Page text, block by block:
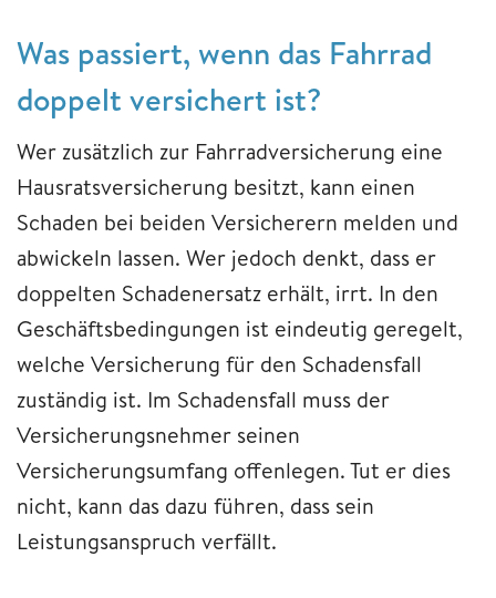
Was passiert, wenn das Fahrrad
doppelt versichert ist?
Wer zusätzlich zur Fahrradversicherung eine
Hausratsversicherung besitzt, kann einen
Schaden bei beiden Versicherern melden und
abwickeln lassen. Wer jedoch denkt, dass er
doppelten Schadenersatz erhält, irrt. In den
Geschäftsbedingungen ist eindeutig geregelt,
welche Versicherung für den Schadensfall
zuständig ist. Im Schadensfall muss der
Versicherungsnehmer seinen
Versicherungsumfang offenlegen. Tut er dies
nicht, kann das dazu führen, dass sein
Leistungsanspruch verfällt.